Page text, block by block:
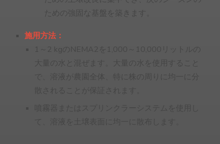
ための強固な基盤を築きます。
施用方法：
1～2 kgのNEMA2を1,000～10,000リットルの